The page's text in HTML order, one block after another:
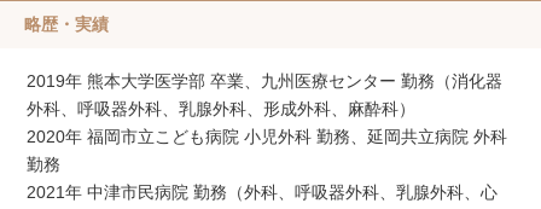
略歴・実績
2019年 熊本大学医学部 卒業、九州医療センター 勤務（消化器
外科、呼吸器外科、乳腺外科、形成外科、麻酔科）
2020年 福岡市立こども病院 小児外科 勤務、延岡共立病院 外科
勤務
2021年 中津市民病院 勤務（外科、呼吸器外科、乳腺外科、心